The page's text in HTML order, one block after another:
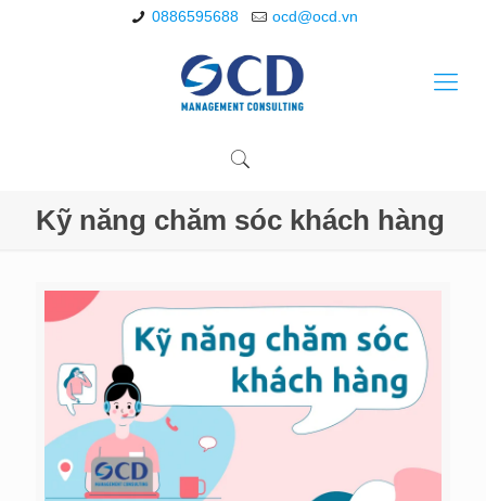
0886595688 ocd@ocd.vn
Kỹ năng chăm sóc khách hàng